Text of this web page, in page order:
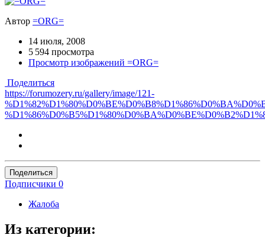
Автор =ORG=
14 июля, 2008
5 594 просмотра
Просмотр изображений =ORG=
Поделиться
https://forumozery.ru/gallery/image/121-
Поделиться
Подписчики 0
Жалоба
Из категории: